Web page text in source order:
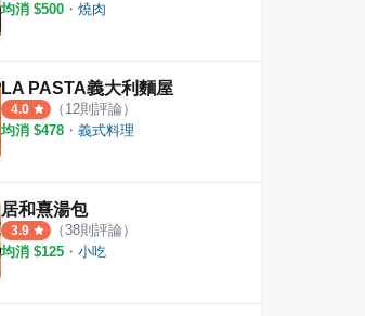
內湖吳家包子店
均消 $500 ・ 燒肉
LA PASTA義大利麵屋
4.0 （ 12則評論）
均消 $478 ・ 義式料理
居和熹湯包
3.9 （38則評論）
均消 $125 ・ 小吃